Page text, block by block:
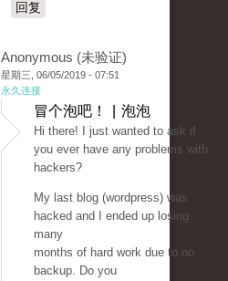
回复
Anonymous (未验证)
星期三, 06/05/2019 - 07:51
永久连接
冒个泡吧！ | 泡泡
Hi there! I just wanted to ask if
you ever have any problems with
hackers?
My last blog (wordpress) was
hacked and I ended up losing
many
months of hard work due to no
backup. Do you